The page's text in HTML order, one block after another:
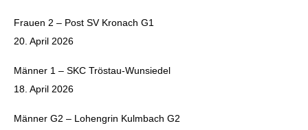
Frauen 2 – Post SV Kronach G1
20. April 2026
Männer 1 – SKC Tröstau-Wunsiedel
18. April 2026
Männer G2 – Lohengrin Kulmbach G2